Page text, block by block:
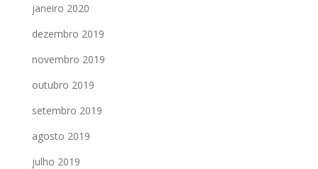
janeiro 2020
dezembro 2019
novembro 2019
outubro 2019
setembro 2019
agosto 2019
julho 2019